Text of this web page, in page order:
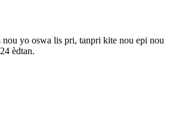
yo oswa lis pri, tanpri kite nou epi nou
èdtan.